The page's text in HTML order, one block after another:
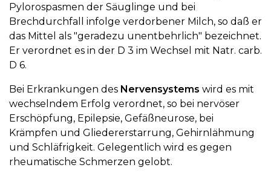
Pylorospasmen der Säuglinge und bei
Brechdurchfall infolge verdorbener Milch, so daß er
das Mittel als "geradezu unentbehrlich" bezeichnet.
Er verordnet es in der D 3 im Wechsel mit Natr. carb.
D 6.
Bei Erkrankungen des Nervensystems wird es mit
wechselndem Erfolg verordnet, so bei nervöser
Erschöpfung, Epilepsie, Gefäßneurose, bei
Krämpfen und Gliedererstarrung, Gehirnlähmung
und Schläfrigkeit. Gelegentlich wird es gegen
rheumatische Schmerzen gelobt.